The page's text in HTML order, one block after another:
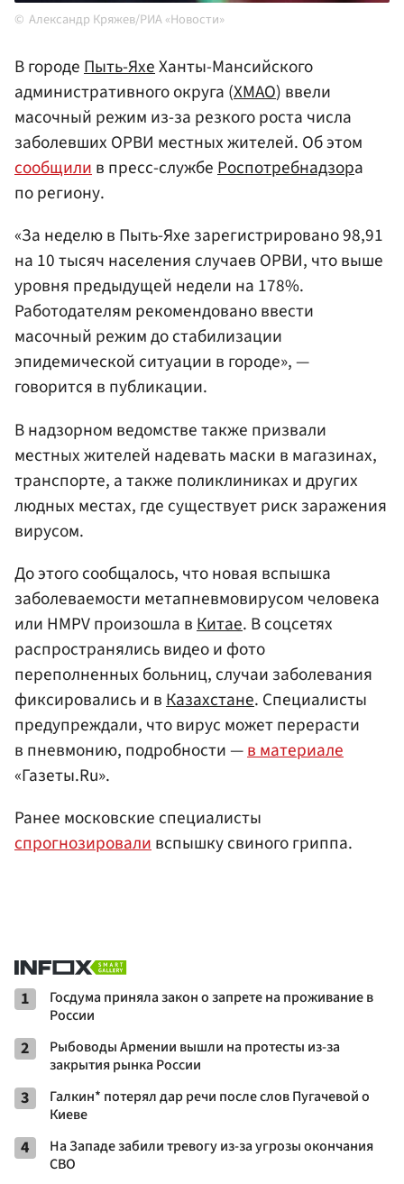
Александр Кряжев/РИА «Новости»
В городеПыть-ЯхеХанты-Мансийского
административного округа (ХМАО) ввели
масочный режим из-за резкого роста числа
заболевших ОРВИ местных жителей. Об этом
сообщилив пресс-службеРоспотребнадзора
по региону.
«За неделю в Пыть-Яхе зарегистрировано 98,91
на 10 тысяч населения случаев ОРВИ, что выше
уровня предыдущей недели на 178%.
Работодателям рекомендовано ввести
масочный режим до стабилизации
эпидемической ситуации в городе», —
говорится в публикации.
В надзорном ведомстве также призвали
местных жителей надевать маски в магазинах,
транспорте, а также поликлиниках и других
людных местах, где существует риск заражения
вирусом.
До этого сообщалось, что новая вспышка
заболеваемости метапневмовирусом человека
или HMPV произошла вКитае. В соцсетях
распространялись видео и фото
переполненных больниц, случаи заболевания
фиксировались и вКазахстане. Специалисты
предупреждали, что вирус может перерасти
в пневмонию, подробности —в материале
«Газеты.Ru».
Ранее московские специалисты
спрогнозироваливспышку свиного гриппа.
1
Госдума приняла закон о запрете на проживание в
России
2
Рыбоводы Армении вышли на протесты из-за
закрытия рынка России
3
Галкин* потерял дар речи после слов Пугачевой о
Киеве
4
На Западе забили тревогу из-за угрозы окончания
СВО